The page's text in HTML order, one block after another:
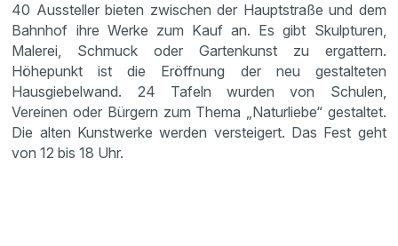
40 Aussteller bieten zwischen der Hauptstraße und dem
Bahnhof ihre Werke zum Kauf an. Es gibt Skulpturen,
Malerei, Schmuck oder Gartenkunst zu ergattern.
Höhepunkt ist die Eröffnung der neu gestalteten
Hausgiebelwand. 24 Tafeln wurden von Schulen,
Vereinen oder Bürgern zum Thema „Naturliebe“ gestaltet.
Die alten Kunstwerke werden versteigert. Das Fest geht
von 12 bis 18 Uhr.